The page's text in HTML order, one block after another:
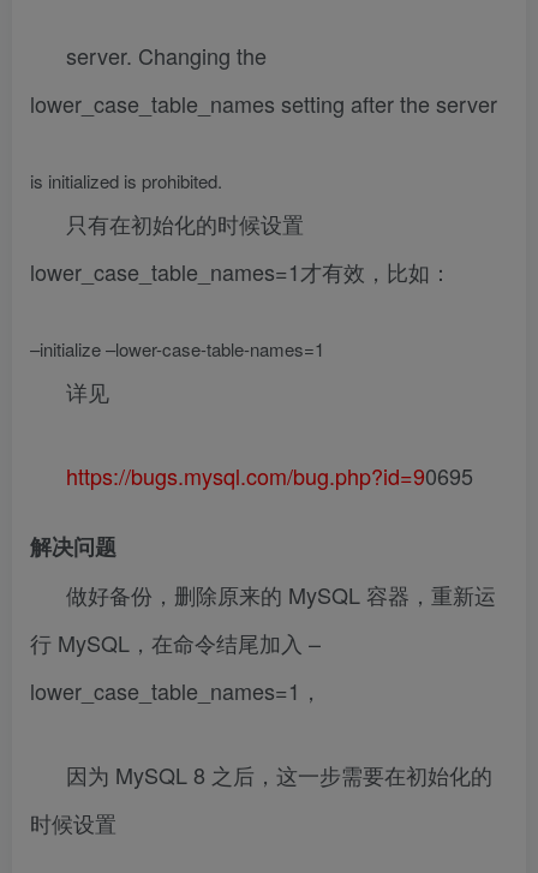
server. Changing the
lower_case_table_names setting after the server
is initialized is prohibited.
只有在初始化的时候设置
lower_case_table_names=1才有效，比如：
–initialize –lower-case-table-names=1
详见
https://bugs.mysql.com/bug.php?id=90695
解决问题
做好备份，删除原来的 MySQL 容器，重新运
行 MySQL，在命令结尾加入 –
lower_case_table_names=1，
因为 MySQL 8 之后，这一步需要在初始化的
时候设置